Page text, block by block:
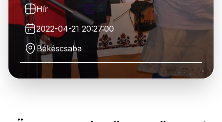
Hír
2022-04-21 20:27:00
Békéscsaba